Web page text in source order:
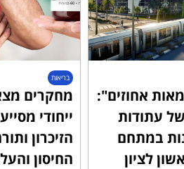
אחוזים":
עתודות
במתחם
בריאות
מחקרים
ייחודי
הזיכרון
החיסון